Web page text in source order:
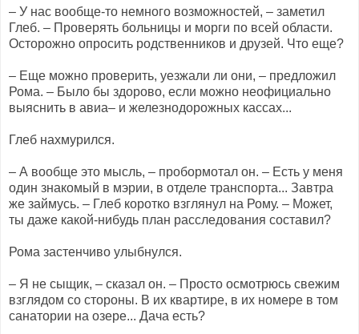
– У нас вообще-то немного возможностей, – заметил
Глеб. – Проверять больницы и морги по всей области.
Осторожно опросить родственников и друзей. Что еще?
– Еще можно проверить, уезжали ли они, – предложил
Рома. – Было бы здорово, если можно неофициально
выяснить в авиа– и железнодорожных кассах...
Глеб нахмурился.
– А вообще это мысль, – пробормотал он. – Есть у меня
один знакомый в мэрии, в отделе транспорта... Завтра
же займусь. – Глеб коротко взглянул на Рому. – Может,
ты даже какой-нибудь план расследования составил?
Рома застенчиво улыбнулся.
– Я не сыщик, – сказал он. – Просто осмотрюсь свежим
взглядом со стороны. В их квартире, в их номере в том
санатории на озере... Дача есть?